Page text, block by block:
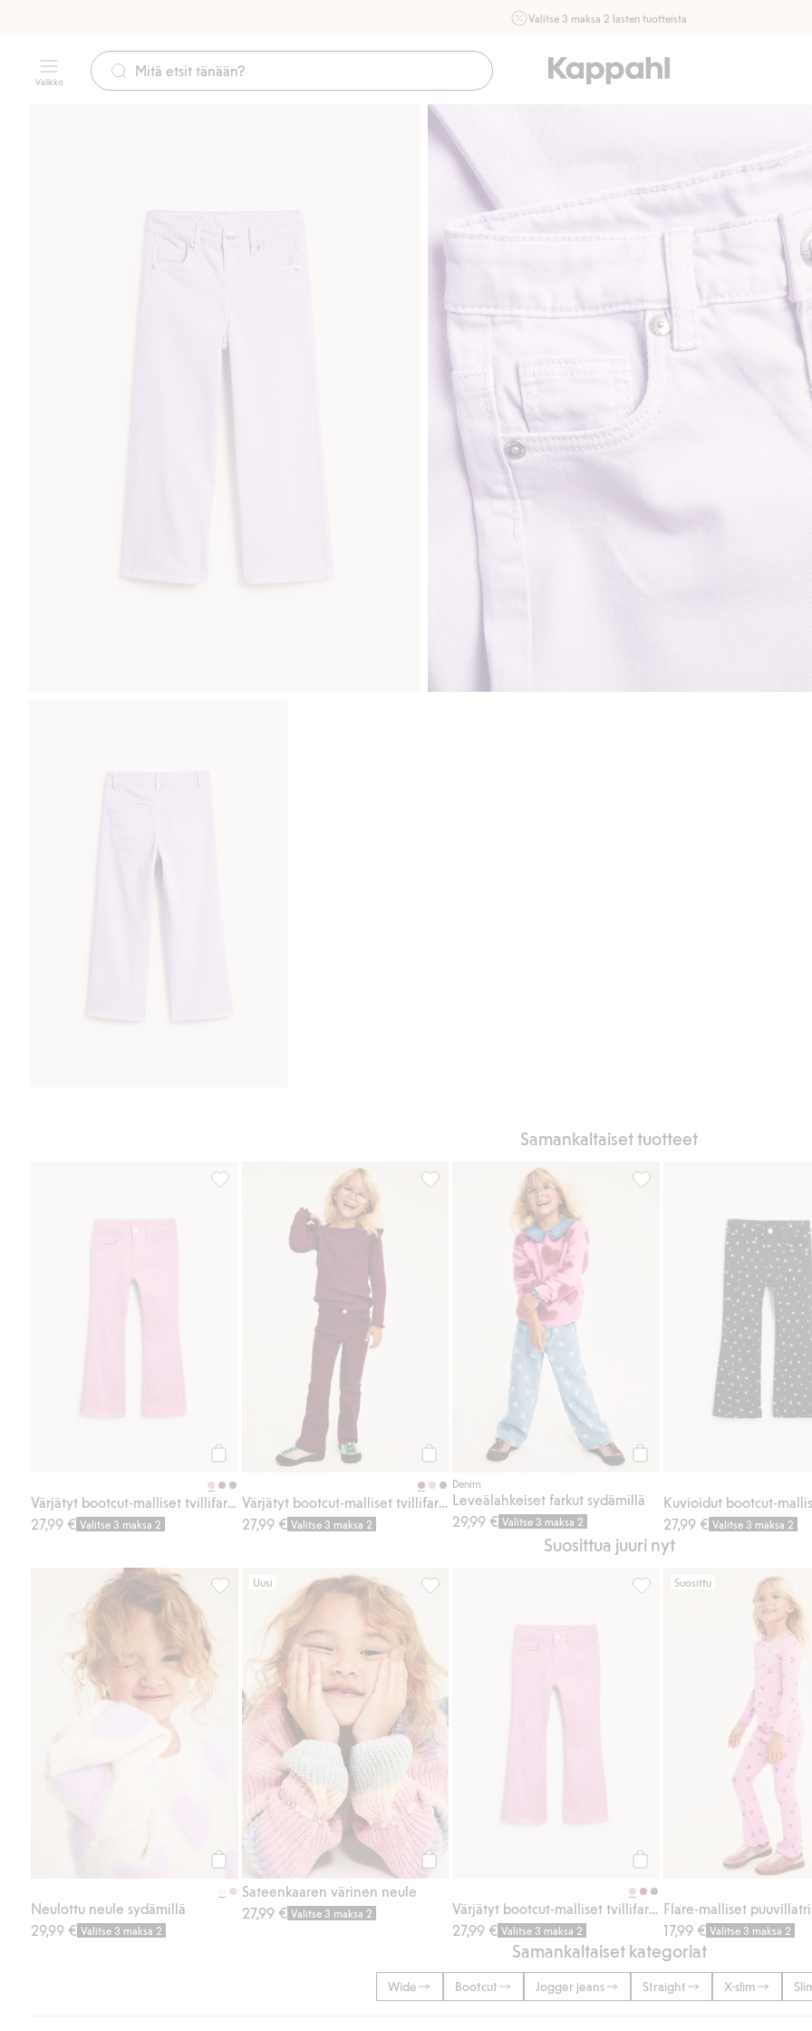
Valitse 3 maksa 2 lasten tuotteista
16.8. asti myymälässä ja verkossa. Ei voi yhdistää muihin
alennuksiin tai tarjouksiin.
Osta nyt
Valikko
Sujuva maksaminen Klarnalla Ilmaiset
Samankaltaiset tuotteet
Värjätyt bootcut-malliset tvillifarkut
27,99 € Valitse 3 maksa 2
Värjätyt bootcut-malliset tvillifarkut, Lisää suosikkeihin
Värjätyt bootcut-malliset tvillifarkut
27,99 € Valitse 3 maksa 2
Värjätyt bootcut-malliset tvillifarkut, Lisää suosikkeihin
Denim
Leveälahkeiset farkut sydämillä
29,99 € Valitse 3 maksa 2
27,99 € Valitse 3 maksa 2
Suosittua juuri nyt
Neulottu neule sydämillä
29,99 € Valitse 3 maksa 2
Neulottu neule sydämillä, Lisää suosikkeihin
Uusi
Osta
Sateenkaaren värinen neule
27,99 € Valitse 3 maksa 2
Värjätyt bootcut-malliset tvillifarkut
27,99 € Valitse 3 maksa 2
Värjätyt bootcut-malliset
Suosittu
17,99 € Valitse 3 maksa 2
Samankaltaiset kategoriat
Wide Bootcut Jogger jeans Straight X-slim